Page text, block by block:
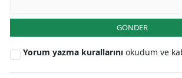
GÖNDER
Yorum yazma kurallarını okudum ve